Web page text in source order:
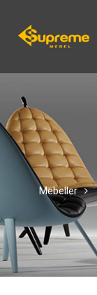
Mebeller